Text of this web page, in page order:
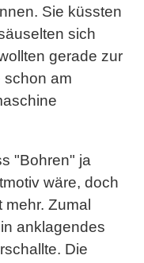
Sie küssten
sich
gerade zur
schon am
"Bohren" ja
wäre, doch
Zumal
anklagendes
Die